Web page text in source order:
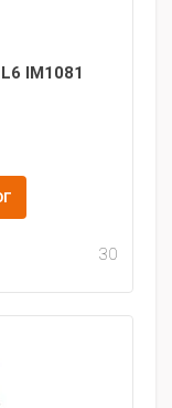
IM1081
30